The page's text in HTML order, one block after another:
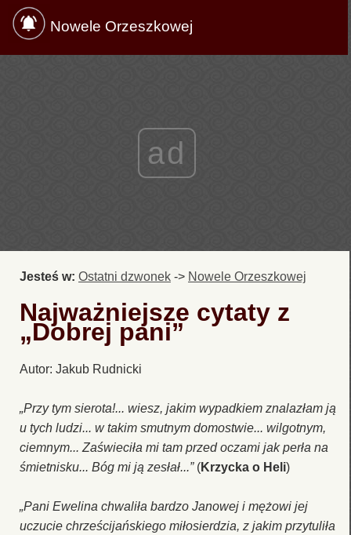
Nowele Orzeszkowej
ad
Jesteś w: Ostatni dzwonek -> Nowele Orzeszkowej
Najważniejsze cytaty z
„Dobrej pani”
Autor: Jakub Rudnicki
„Przy tym sierota!... wiesz, jakim wypadkiem znalazłam ją
u tych ludzi... w takim smutnym domostwie... wilgotnym,
ciemnym... Zaświeciła mi tam przed oczami jak perła na
śmietnisku... Bóg mi ją zesłał...”(Krzycka o Heli)
„Pani Ewelina chwaliła bardzo Janowej i mężowi jej
uczucie chrześcijańskiego miłosierdzia, z jakim przytuliła